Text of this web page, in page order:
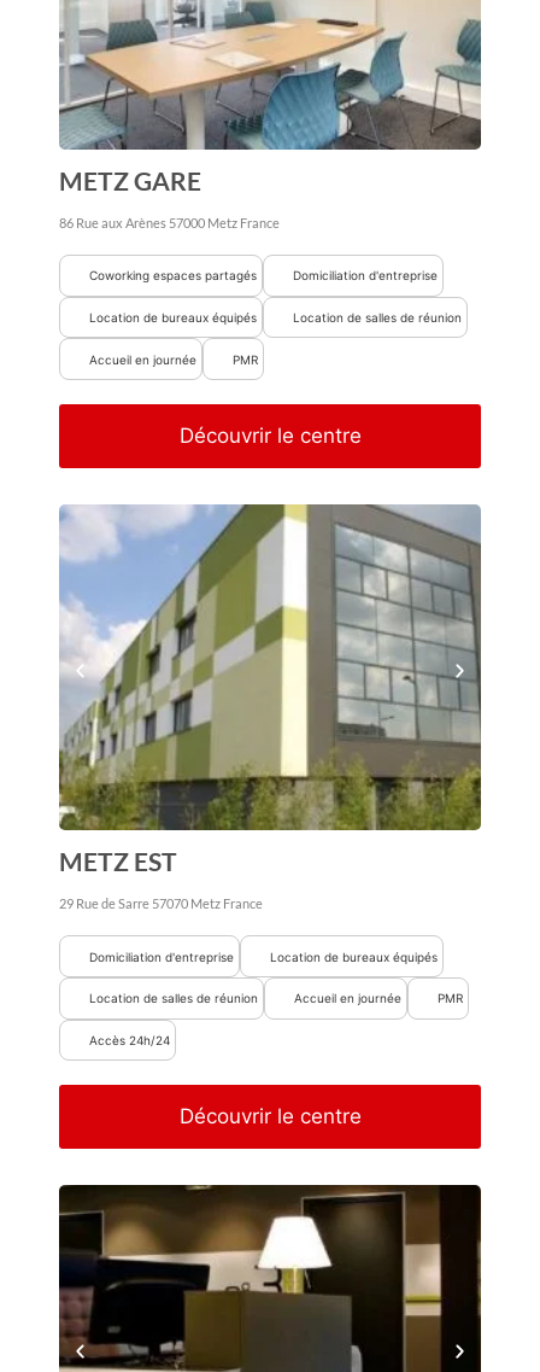
METZ GARE
86 Rue aux Arènes 57000 Metz France
Coworking espaces partagés Domiciliation d'entreprise
Location de bureaux équipés Location de salles de réunion
Accueil en journée PMR
Découvrir le centre
METZ EST
29 Rue de Sarre 57070 Metz France
Domiciliation d'entreprise Location de bureaux équipés
Location de salles de réunion Accueil en journée PMR
Accès 24h/24
Découvrir le centre